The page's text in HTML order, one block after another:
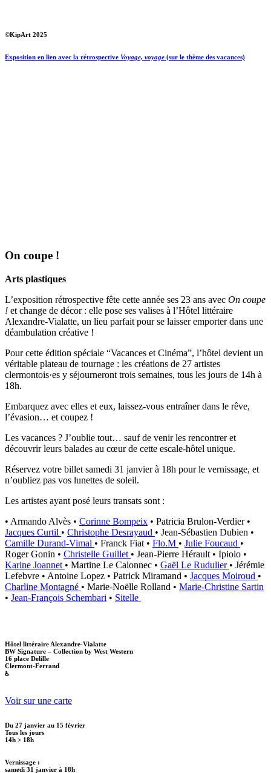
©KipArt 2025
Exposition en lien avec la rétrospective Voyage, voyage (sur le thème des vacances)
On coupe !
Arts plastiques
L’exposition rétrospective fête cette année ses 23 ans avec On coupe
! et change de décor : elle pose ses valises à l’Hôtel littéraire
Alexandre-Vialatte, un lieu parfait pour se laisser emporter dans une
déambulation créative !
Pour cette édition spéciale “Vacances et Cinéma”, l’hôtel devient un
véritable plateau de tournage : les créations de 27 artistes
clermontois·es y séjourneront trois semaines, tous les jours de 14h à
18h.
Embarquez avec elles et eux, laissez-vous entraîner dans le rêve,
l’évasion… et coupez !
Les vacances ? J’oublie tout… sauf de venir les rencontrer et
découvrir leurs balades au cœur de cette escale-hôtel unique.
Réservez votre billet samedi 31 janvier à 18h pour le vernissage, et
n’oubliez pas vos lunettes de soleil.
Les artistes ayant posé leurs transats sont :
• Armando Alvès • Corinne Bompeix • Patricia Brulon-Verdier •
Jacques Curtil • Christophe Desrayaud • Jean-Sébastien Dubien •
Camille Durand-Vimal • Franck Fiat • Flo.M • Julie Foucaud •
Roger Gonin • Christelle Guillet • Jean-Pierre Hérault • Ipiolo •
Karine Joannet • Martine Le Calonnec • Gaël Le Rudulier • Jérémie
Lefebvre • Antoine Lopez • Patrick Miramand • Jacques Moiroud •
Charline Montagné • Marie-Noëlle Rolland • Marie-Christine Sartin
• Jean-François Schembari • Sitelle
Hôtel littéraire Alexandre-Vialatte
BW Signature – Collection by West Western
16 place Delille
Clermont-Ferrand
♿
Voir sur une carte
Du 27 janvier au 15 février
Tous les jours
14h > 18h
Vernissage :
samedi 31 janvier à 18h